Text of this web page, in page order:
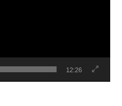
12:26